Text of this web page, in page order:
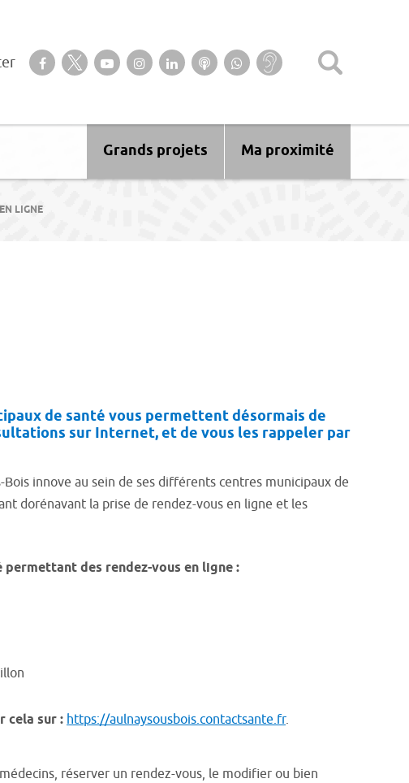
Suivez-nous sur notre page Facebook
Suivez-nous sur Twitter
Suivez-nous sur YouTube
Suivez-nous sur Instagram
Retrouvez-nous sur Linkedin
Ecoutez nos Podcasts
Suivez-nous sur
WhatsApp
Baisse
d’audition ?
Ma proximité
Grands projets
LIGNE
de santé vous permettent désormais de
sur Internet, et de vous les rappeler par
Bois innove au sein de ses différents centres municipaux de
dorénavant la prise de rendez-vous en ligne et les
permettant des rendez-vous en ligne :
cela sur : https://aulnaysousbois.contactsante.fr.
réserver un rendez-vous, le modifier ou bien